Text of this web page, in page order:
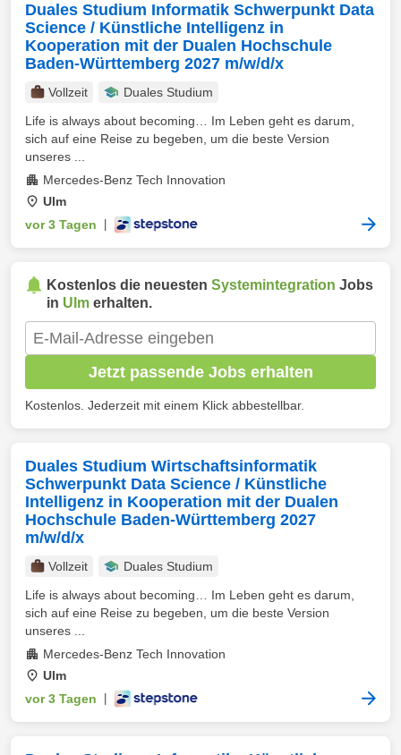
Duales Studium Informatik Schwerpunkt Data
Science / Künstliche Intelligenz in
Kooperation mit der Dualen Hochschule
Baden-Württemberg 2027 m/w/d/x
Vollzeit
Duales Studium
Life is always about becoming… Im Leben geht es darum,
sich auf eine Reise zu begeben, um die beste Version
unseres ...
Mercedes-Benz Tech Innovation
Ulm
vor 3 Tagen
Kostenlos die neuesten Systemintegration Jobs
in Ulm erhalten.
Jetzt passende Jobs erhalten
Kostenlos. Jederzeit mit einem Klick abbestellbar.
Duales Studium Wirtschaftsinformatik
Schwerpunkt Data Science / Künstliche
Intelligenz in Kooperation mit der Dualen
Hochschule Baden-Württemberg 2027
m/w/d/x
Vollzeit
Duales Studium
Life is always about becoming… Im Leben geht es darum,
sich auf eine Reise zu begeben, um die beste Version
unseres ...
Mercedes-Benz Tech Innovation
Ulm
vor 3 Tagen